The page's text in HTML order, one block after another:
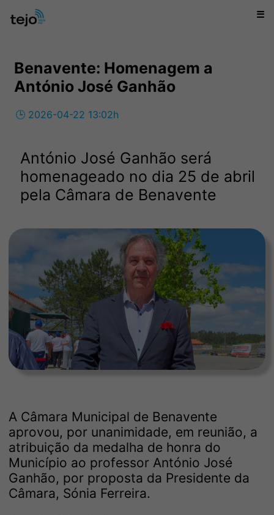
☰
Benavente: Homenagem a
António José Ganhão
🕒 2026-04-22 13:02h
António José Ganhão será
homenageado no dia 25 de abril
pela Câmara de Benavente
A Câmara Municipal de Benavente
aprovou, por unanimidade, em reunião, a
atribuição da medalha de honra do
Município ao professor António José
Ganhão, por proposta da Presidente da
Câmara, Sónia Ferreira.